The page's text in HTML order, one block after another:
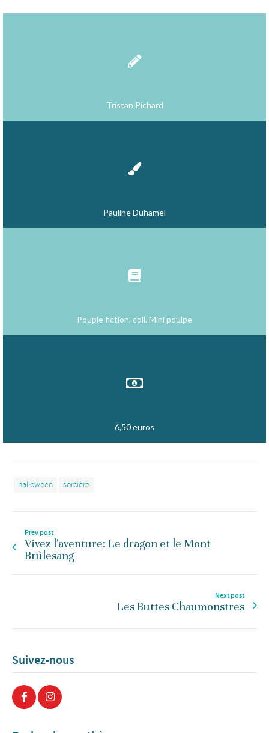
Tristan Pichard
Pauline Duhamel
Pouple fiction, coll. Mini poulpe
6,50 euros
halloween sorcière
Prev post
Vivez l'aventure: Le dragon et le Mont
Brûlesang
Next post
Les Buttes Chaumonstres
Suivez-nous